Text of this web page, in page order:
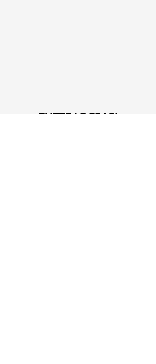
TUTTE LE FRASI